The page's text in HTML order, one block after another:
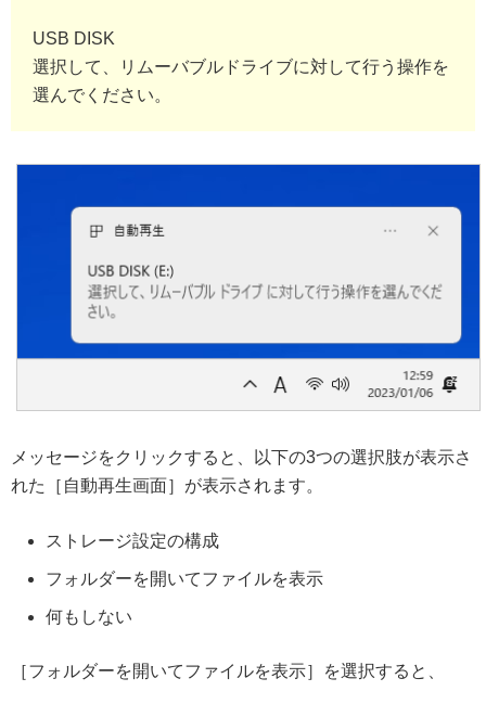
USB DISK
選択して、リムーバブルドライブに対して行う操作を
選んでください。
メッセージをクリックすると、以下の3つの選択肢が表示さ
れた［自動再生画面］が表示されます。
ストレージ設定の構成
フォルダーを開いてファイルを表示
何もしない
［フォルダーを開いてファイルを表示］を選択すると、